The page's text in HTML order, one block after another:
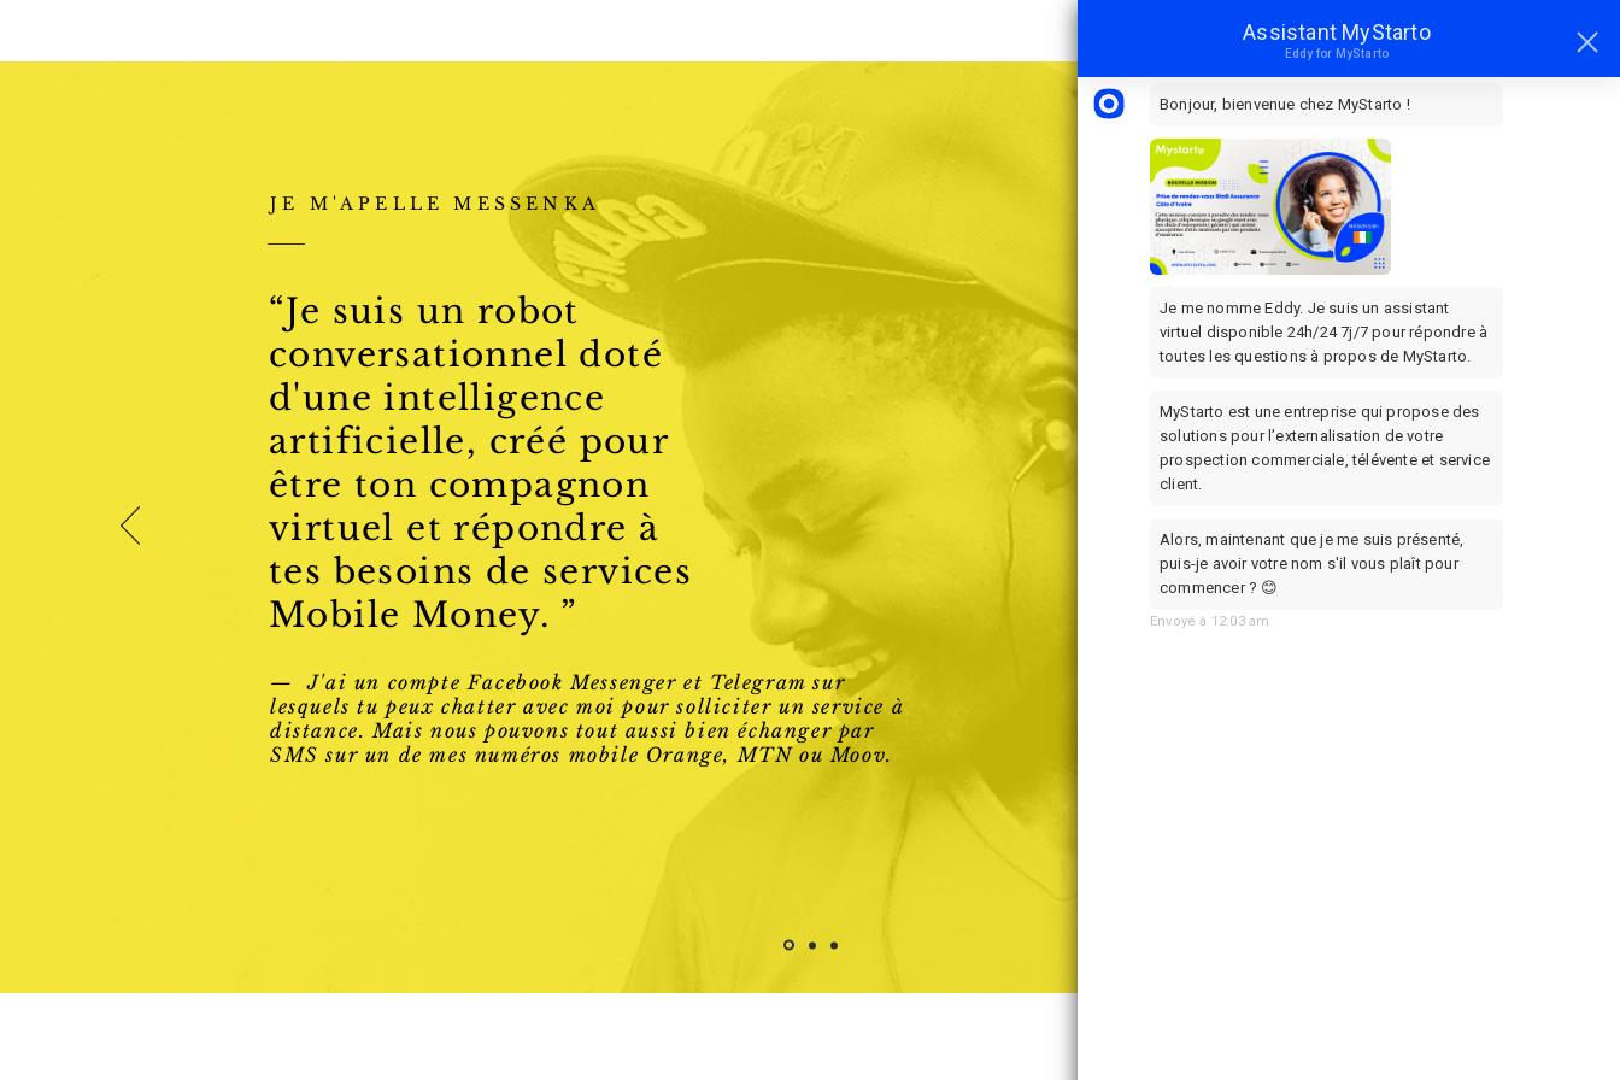
JE M'APELLE MESSENKA
“Je suis un robot
conversationnel doté
d'une intelligence
artificielle, créé pour
être ton compagnon
virtuel et répondre à
tes besoins de services
Mobile Money. ”
— J'ai un compte Facebook Messenger et Telegram sur
lesquels tu peux chatter avec moi pour solliciter un service à
distance. Mais nous pouvons tout aussi bien échanger par
SMS sur un de mes numéros mobile Orange, MTN ou Moov.
Assistant MyStarto options
Assistant MyStarto
Eddy for MyStarto
Bonjour, bienvenue chez MyStarto !
Je me nomme Eddy. Je suis un assistant
virtuel disponible 24h/24 7j/7 pour répondre à
toutes les questions à propos de MyStarto.
MyStarto est une entreprise qui propose des
solutions pour l’externalisation de votre
prospection commerciale, télévente et service
client.
Alors, maintenant que je me suis présenté,
puis-je avoir votre nom s'il vous plaît pour
commencer ? 😊
Envoyé à 12:03 am